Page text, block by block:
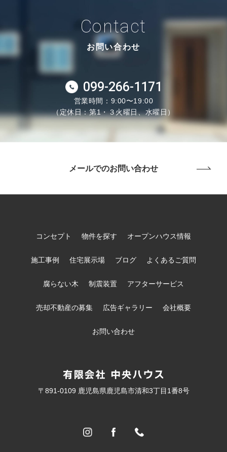
Contact
お問い合わせ
099-266-1171
営業時間：9:00〜19:00
（定休日：第1・３火曜日、水曜日）
メールでのお問い合わせ
コンセプト 物件を探す オープンハウス情報
施工事例 住宅展示場 ブログ よくあるご質問
腐らない木 制震装置 アフターサービス
売却不動産の募集 広告ギャラリー 会社概要
お問い合わせ
〒891-0109 鹿児島県鹿児島市清和3丁目1番8号